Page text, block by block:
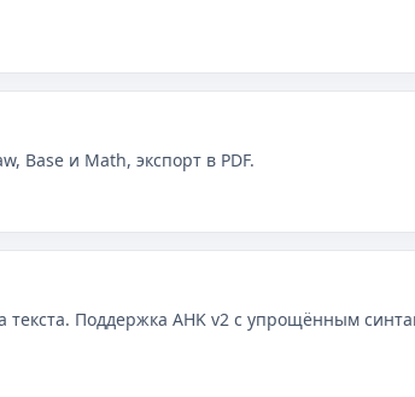
Base и Math, экспорт в PDF.
Поддержка AHK v2 с упрощённым